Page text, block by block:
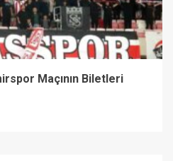
Maçının Biletleri